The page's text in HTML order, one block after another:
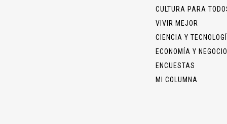
CULTURA PARA
VIVIR MEJOR
CIENCIA Y
ECONOMÍA Y
ENCUESTAS
MI COLUMNA